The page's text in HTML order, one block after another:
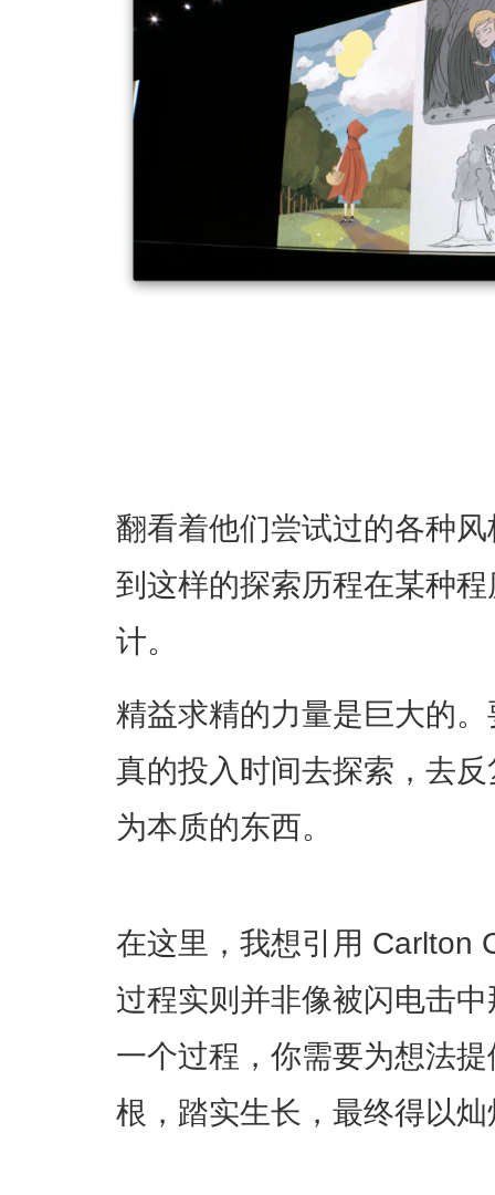
翻看着他们尝试过的各种
到这样的探索历程在某种
计。
精益求精的力量是巨大的
真的投入时间去探索，去
为本质的东西。
在这里，我想引用 Carlton
过程实则并非像被闪电击
一个过程，你需要为想法
根，踏实生长，最终得以灿